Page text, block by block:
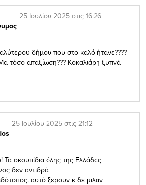
25 Ιουλίου 2025 στις 16:26
δήμου που στο καλό ήτανε????
τόσο απαξίωση??? Κοκαλιάρη ξυπνά
25 Ιουλίου 2025 στις 21:12
σκουπίδια όλης της Ελλάδας
δεν αντιδρά
αυτό ξερουν κ δε μιλαν